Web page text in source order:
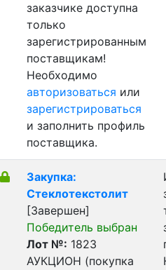
заказчике доступна
только
зарегистрированным
поставщикам!
Необходимо
авторизоваться или
зарегистрироваться
и заполнить профиль
поставщика.
Закупка:
Стеклотекстолит
[Завершен]
Победитель выбран
Лот №: 1823
АУКЦИОН (покупка